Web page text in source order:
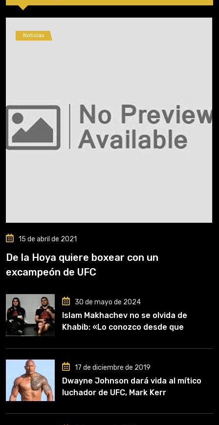
Noticias
15 de abril de 2021
De la Hoya quiere boxear con un
excampeón de UFC
30 de mayo de 2024
Islam Makhachev no se olvida de
Khabib: «Lo conozco desde que
clave en mi carrera»
17 de diciembre de 2019
Dwayne Johnson dará vida al mítico
luchador de UFC, Mark Kerr